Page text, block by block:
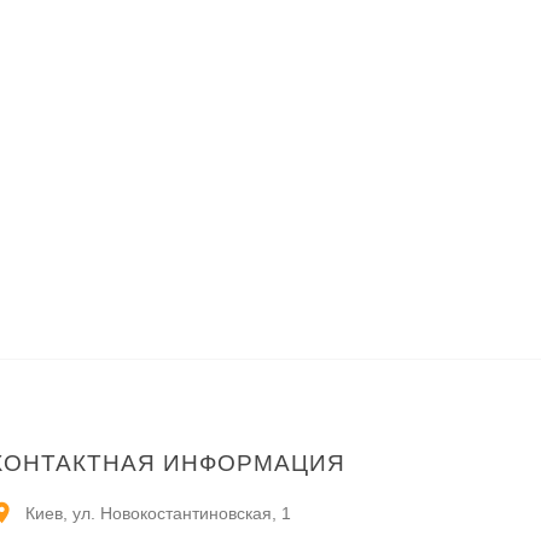
ИНФОРМАЦИЯ
Киев, ул. Новокостантиновская, 1